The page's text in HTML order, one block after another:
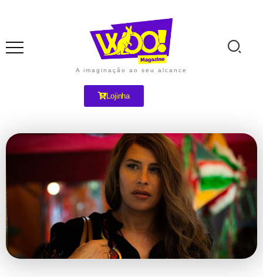
A imaginação ao seu alcance
Lojinha